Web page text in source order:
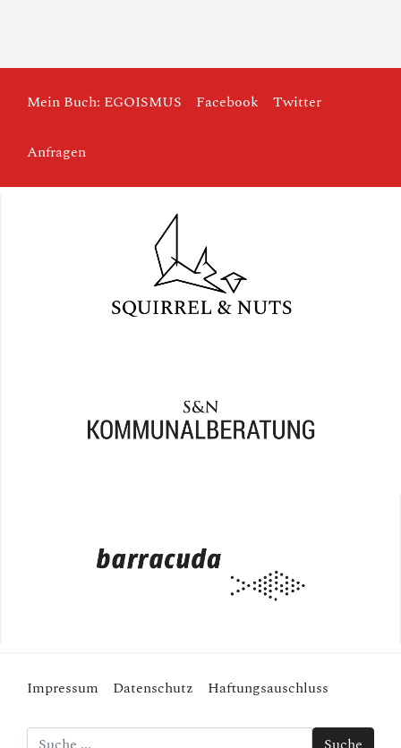
Mein Buch: EGOISMUS Facebook Twitter
Anfragen
Impressum Datenschutz Haftungsauschluss